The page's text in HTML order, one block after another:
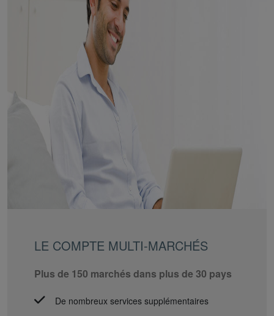
LE COMPTE MULTI-MARCHÉS
Plus de 150 marchés dans plus de 30 pays
De nombreux services supplémentaires